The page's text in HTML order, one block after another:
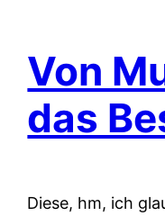
Von
das
Diese, hm, ich